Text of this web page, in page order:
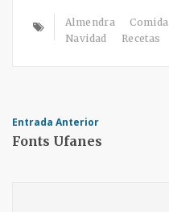
Almendra Comida
Navidad
Recetas
Post
Entrada Anterior
Fonts Ufanes